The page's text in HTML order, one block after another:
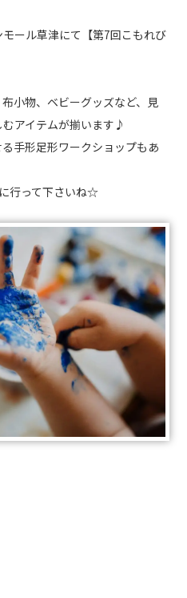
ール草津にて【第7回こもれび
小物、ベビーグッズなど、見
アイテムが揃います♪
手形足形ワークショップもあ
行って下さいね☆